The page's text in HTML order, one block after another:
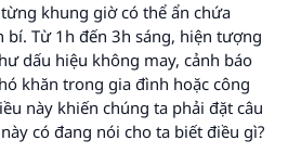
khung giờ có thể ẩn chứa
Từ 1h đến 3h sáng, hiện tượng
dấu hiệu không may, cảnh báo
khăn trong gia đình hoặc công
này khiến chúng ta phải đặt câu
có đang nói cho ta biết điều gì?